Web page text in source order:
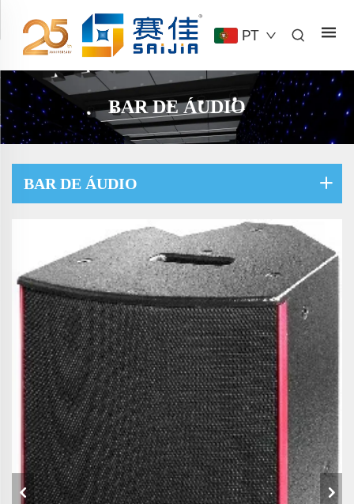
PT
BAR DE ÁUDIO
BAR DE ÁUDIO